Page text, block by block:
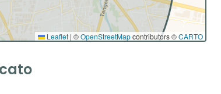
Leaflet | ©OpenStreetMapcontributors ©CARTO